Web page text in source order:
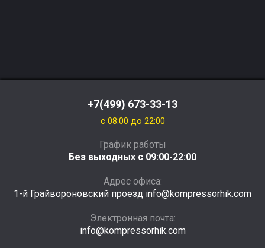
+7(499) 673-33-13
c 08:00 до 22:00
График работы
Без выходных с 09:00-22:00
Адрес офиса:
1-й Грайвороновский проезд info@kompressorhik.com
Электронная почта:
info@kompressorhik.com